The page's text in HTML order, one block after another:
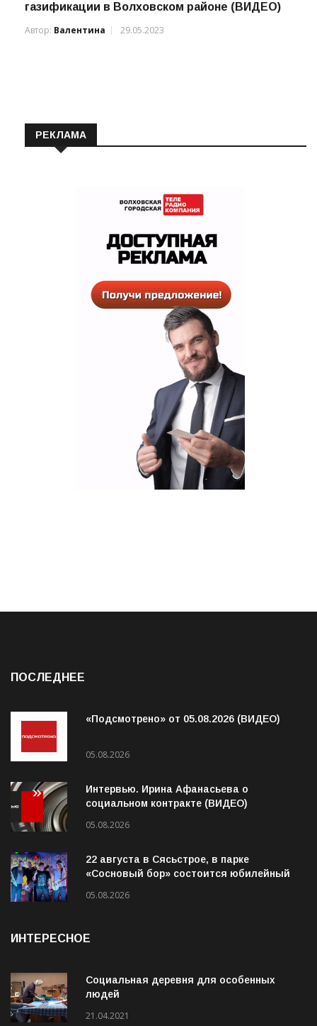
газификации в Волховском районе (ВИДЕО)
«Подсмотрено» от 05.08.2026 (ВИДЕО)
05.08.2026
Интервью. Ирина Афанасьева о
05.08.2026
22 августа в Сясьстрое, в парке
Социальная деревня для особенных